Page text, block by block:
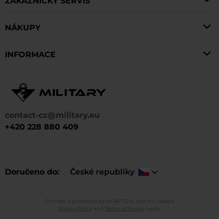
contact-cz@military.eu
+420 228 880 409
Doručeno do České republiky
NÁKUPY
INFORMACE
This site is protected by reCAPTCHA and the Google
Privacy Policy
and Terms of Service apply.